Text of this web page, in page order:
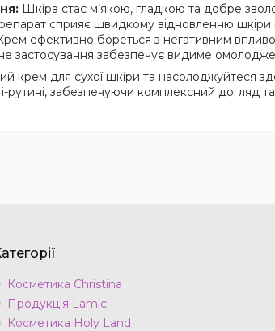
Шкіра стає м’якою, гладкою та добре
сприяє швидкому відновленню шкіри
ефективно бореться з негативним
застосування забезпечує видиме
крем для сухої шкіри та
рутині, забезпечуючи комплексний догляд
Косметика Christina
Продукція Lamic
Косметика Holy Land